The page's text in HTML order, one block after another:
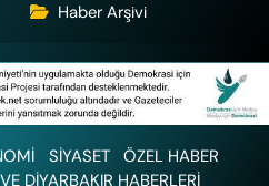
Haber Arşivi
SİYASET
ÖZEL HABER
DİYARBAKIR HABERLERİ